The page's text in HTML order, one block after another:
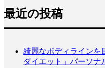
最近の投稿
綺麗なボディラインを
ダイエット」パーソナ